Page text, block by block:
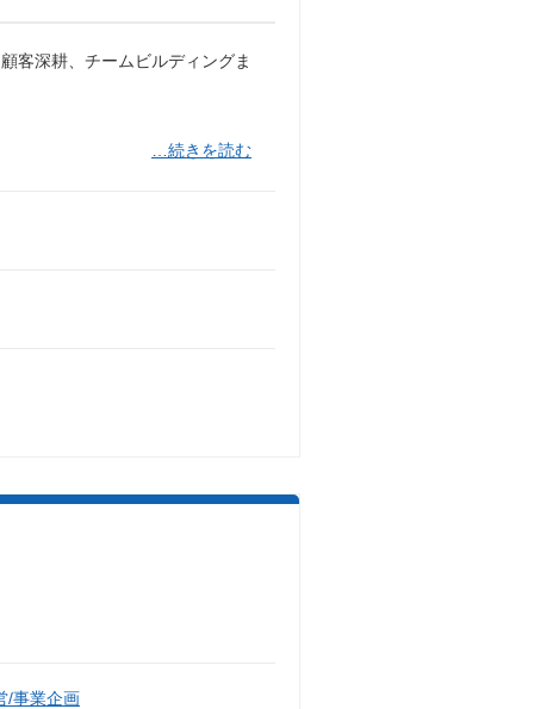
客深耕、チームビルディングま
…続きを読む
/事業企画